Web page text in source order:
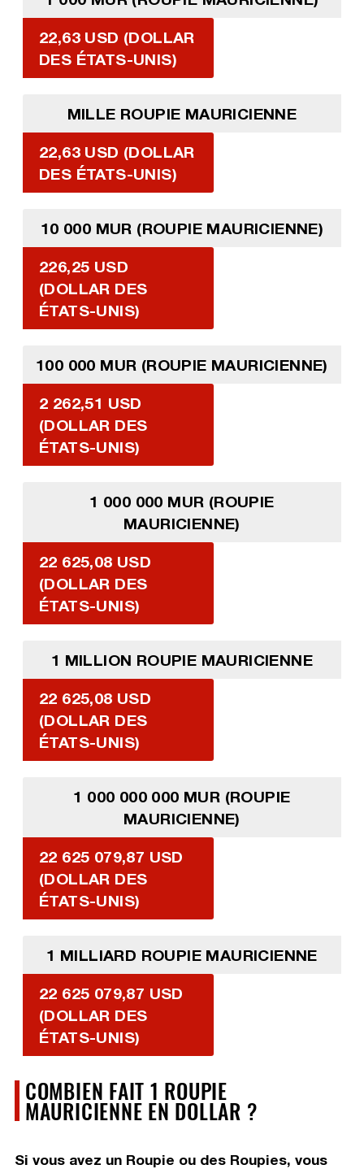
22,63 USD (DOLLAR
DES ÉTATS-UNIS)
MILLE ROUPIE MAURICIENNE
22,63 USD (DOLLAR
DES ÉTATS-UNIS)
10 000 MUR (ROUPIE MAURICIENNE)
226,25 USD
(DOLLAR DES
ÉTATS-UNIS)
100 000 MUR (ROUPIE MAURICIENNE)
2 262,51 USD
(DOLLAR DES
ÉTATS-UNIS)
1 000 000 MUR (ROUPIE
MAURICIENNE)
22 625,08 USD
(DOLLAR DES
ÉTATS-UNIS)
1 MILLION ROUPIE MAURICIENNE
22 625,08 USD
(DOLLAR DES
ÉTATS-UNIS)
1 000 000 000 MUR (ROUPIE
MAURICIENNE)
22 625 079,87 USD
(DOLLAR DES
ÉTATS-UNIS)
1 MILLIARD ROUPIE MAURICIENNE
22 625 079,87 USD
(DOLLAR DES
ÉTATS-UNIS)
COMBIEN FAIT 1 ROUPIE
MAURICIENNE EN DOLLAR ?
Si vous avez un Roupie ou des Roupies, vous